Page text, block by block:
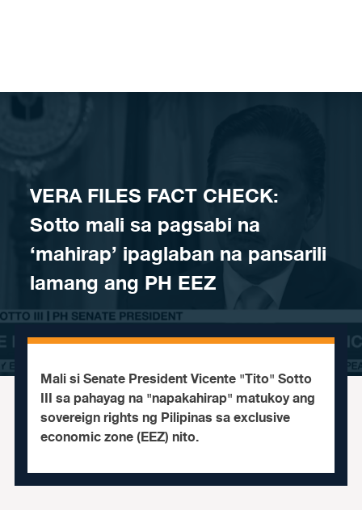
VERA FILES FACT CHECK:
Sotto mali sa pagsabi na
‘mahirap’ ipaglaban na pansarili
lamang ang PH EEZ
Mali si Senate President Vicente "Tito" Sotto
III sa pahayag na "napakahirap" matukoy ang
sovereign rights ng Pilipinas sa exclusive
economic zone (EEZ) nito.